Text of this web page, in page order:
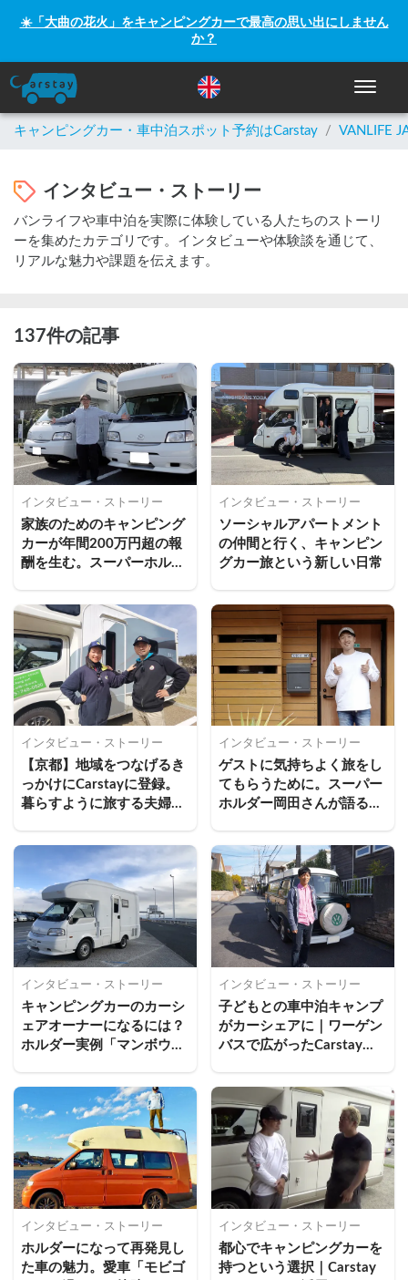
☀️「大曲の花火」をキャンピングカーで最高の思い出にしません
か？
ナビゲ
キャンピングカー・車中泊スポット予約はCarstay / VANLIFE
インタビュー・ストーリー
バンライフや車中泊を実際に体験している人たちのストーリ
ーを集めたカテゴリです。インタビューや体験談を通じて、
リアルな魅力や課題を伝えます。
137件の記事
インタビュー・ストーリー
家族のためのキャンピング
カーが年間200万円超の報
酬を生む。スーパーホルダ
インタビュー・ストーリー
ソーシャルアパートメント
の仲間と行く、キャンピン
グカー旅という新しい日常
インタビュー・ストーリー
【京都】地域をつなげるき
っかけにCarstayに登録。
暮らすように旅する夫婦の
インタビュー・ストーリー
ゲストに気持ちよく旅をし
てもらうために。スーパー
ホルダー岡田さんが語る顧
のコツ
インタビュー・ストーリー
キャンピングカーのカーシ
ェアオーナーになるには？
ホルダー実例「マンボウ
魅力
インタビュー・ストーリー
子どもとの車中泊キャンプ
がカーシェアに｜ワーゲン
バスで広がったCarstayホ
インタビュー・ストーリー
ホルダーになって再発見し
た車の魅力。愛車「モビゴ
インタビュー・ストーリー
都心でキャンピングカーを
持つという選択｜Carstay